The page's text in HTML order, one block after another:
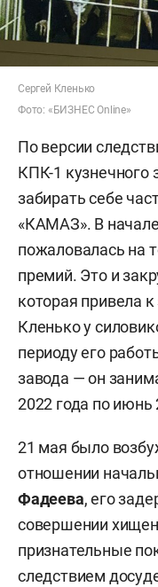
Сергей Кленько
Фото: «БИЗНЕС Online»
По версии
КПК-1 кузнечного
забирать себе
«КАМАЗ». В
пожаловалась на
премий. Это и
которая привела
Кленько у
периоду его
завода — он
2022 года по июнь
21 мая было
отношении
Фадеева, его
совершении
признательные
следствием